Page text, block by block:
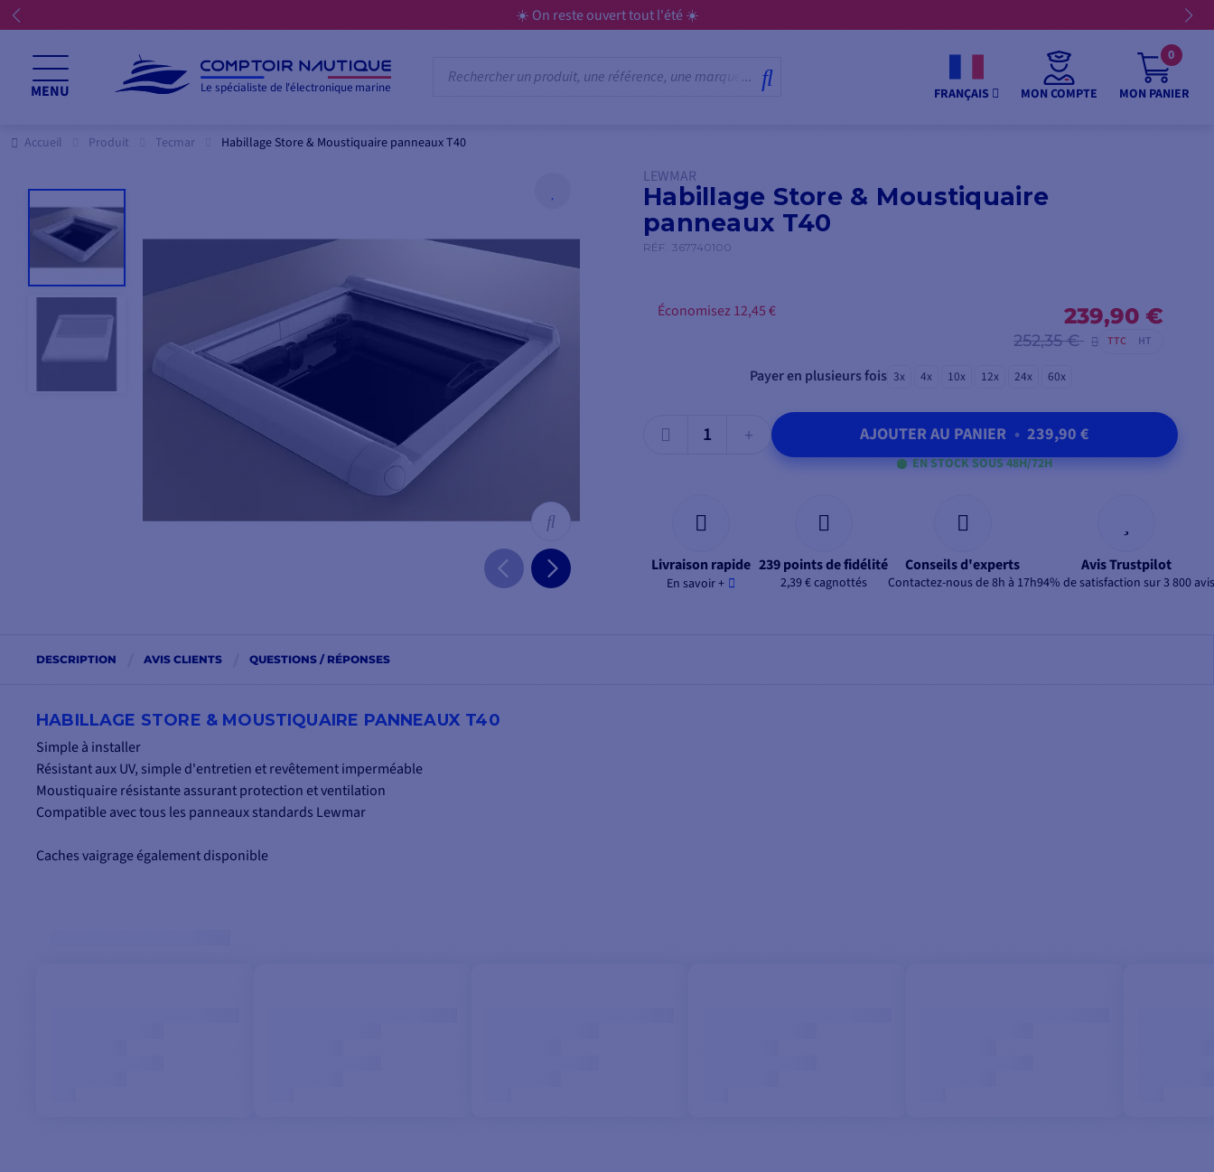
☀️ On reste ouvert tout l'été ☀️
MENU Le spécialiste de l'électronique marine FRANÇAIS MON COMPTE MON PANIER
0
Accueil Produit Tecmar Habillage Store & Moustiquaire panneaux T40
LEWMAR
Habillage Store & Moustiquaire
panneaux T40
RÉF. 367740100
239,90 €
252,35 € TTC HT
Économisez 12,45 €
Payer en plusieurs fois 3x 4x 10x 12x 24x 60x
AJOUTER AU PANIER • 239,90 €
EN STOCK SOUS 48H/72H
Livraison rapide
En savoir +
239 points de fidélité
2,39 € cagnottés
Conseils d'experts
Contactez-nous de 8h à 17h
Avis Trustpilot
94% de satisfaction sur 3 800 avis
DESCRIPTION AVIS CLIENTS QUESTIONS / RÉPONSES
HABILLAGE STORE & MOUSTIQUAIRE PANNEAUX T40
Simple à installer
Résistant aux UV, simple d'entretien et revêtement imperméable
Moustiquaire résistante assurant protection et ventilation
Compatible avec tous les panneaux standards Lewmar
Caches vaigrage également disponible